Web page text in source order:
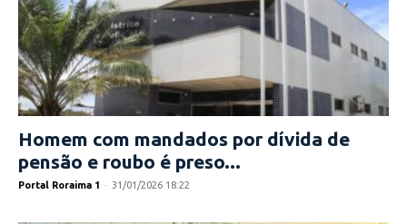
Homem com mandados por dívida de
pensão e roubo é preso...
Portal Roraima 1 - 31/01/2026 18:22